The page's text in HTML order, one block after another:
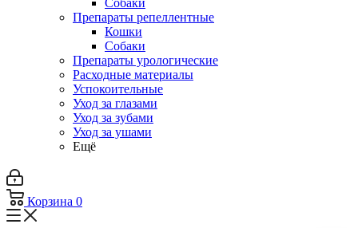
Собаки
Препараты репеллентные
Кошки
Собаки
Препараты урологические
Расходные материалы
Успокоительные
Уход за глазами
Уход за зубами
Уход за ушами
Ещё
Корзина 0